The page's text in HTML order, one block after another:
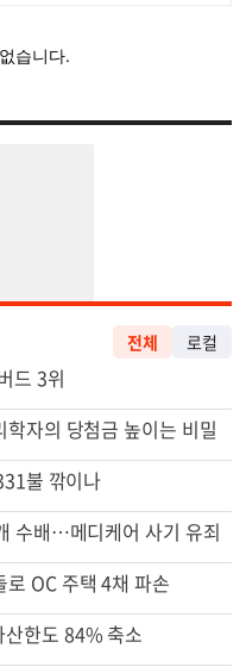
전체 로컬
드 3위
자의 당첨금 높이는 비밀
불 깎이나
수배…메디케어 사기 유죄
OC 주택 4채 파손
한도 84% 축소